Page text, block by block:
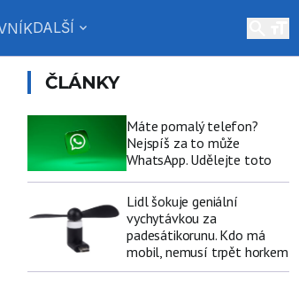
DALŠÍ expand_more
ČLÁNKY
Máte pomalý telefon?
Nejspíš za to může
WhatsApp. Udělejte toto
Lidl šokuje geniální
vychytávkou za
padesátikorunu. Kdo má
mobil, nemusí trpět horkem